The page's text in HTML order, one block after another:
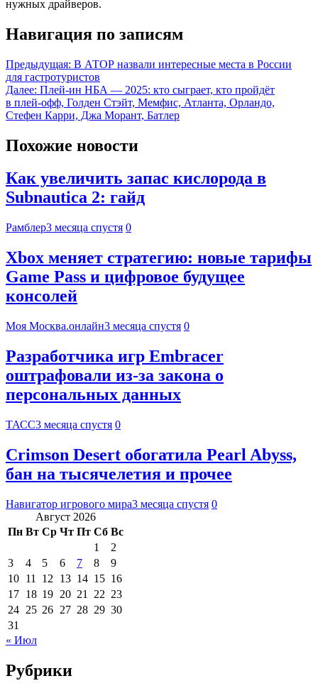
нужных драйверов.
Навигация по записям
Предыдущая: В АТОР назвали интересные места в России
для гастротуристов
Далее: Плей-ин НБА — 2025: кто сыграет, кто пройдёт
в плей-офф, Голден Стэйт, Мемфис, Атланта, Орландо,
Стефен Карри, Джа Морант, Батлер
Похожие новости
Как увеличить запас кислорода в
Subnautica 2: гайд
Рамблер3 месяца спустя 0
Xbox меняет стратегию: новые тарифы
Game Pass и цифровое будущее
консолей
Моя Москва.онлайн3 месяца спустя 0
Разработчика игр Embracer
оштрафовали из-за закона о
персональных данных
ТАСС3 месяца спустя 0
Crimson Desert обогатила Pearl Abyss,
бан на тысячелетия и прочее
Навигатор игрового мира3 месяца спустя 0
Август 2026
Пн Вт Ср Чт Пт Сб Вс
1
2
3
4 5 6 7 8
9
10 11 12 13 14 15 16
17 18 19 20 21 22 23
24 25 26 27 28 29 30
31
« Июл
Рубрики